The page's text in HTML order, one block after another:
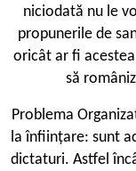
niciodată nu le
propunerile de
oricât ar fi
să
Problema
la înființare: sunt
dictaturi. Astfel